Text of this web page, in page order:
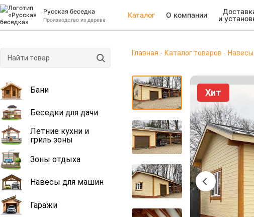
Русская беседка
Производство из дерева
Каталог О компании
и
Бани
Беседки для дачи
Летние кухни и
гриль зоны
Зоны отдыха
Навесы для машин
Гаражи
Главная Каталог товаров
Хит